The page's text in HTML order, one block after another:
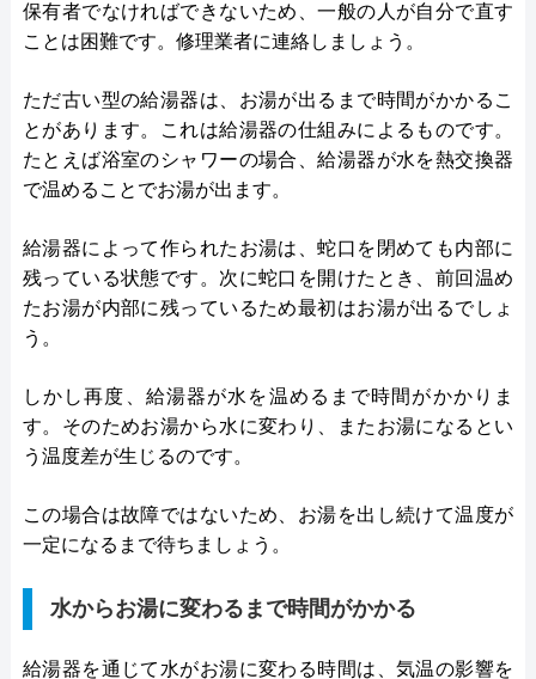
保有者でなければできないため、一般の人が自分で直す
ことは困難です。修理業者に連絡しましょう。
ただ古い型の給湯器は、お湯が出るまで時間がかかるこ
とがあります。これは給湯器の仕組みによるものです。
たとえば浴室のシャワーの場合、給湯器が水を熱交換器
で温めることでお湯が出ます。
給湯器によって作られたお湯は、蛇口を閉めても内部に
残っている状態です。次に蛇口を開けたとき、前回温め
たお湯が内部に残っているため最初はお湯が出るでしょ
う。
しかし再度、給湯器が水を温めるまで時間がかかりま
す。そのためお湯から水に変わり、またお湯になるとい
う温度差が生じるのです。
この場合は故障ではないため、お湯を出し続けて温度が
一定になるまで待ちましょう。
水からお湯に変わるまで時間がかかる
給湯器を通じて水がお湯に変わる時間は、気温の影響を